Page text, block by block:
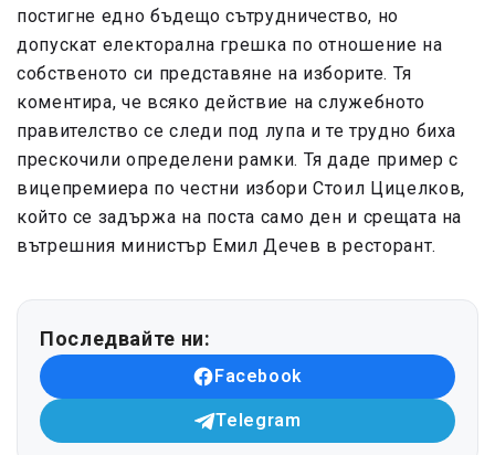
постигне едно бъдещо сътрудничество, но
допускат електорална грешка по отношение на
собственото си представяне на изборите. Тя
коментира, че всяко действие на служебното
правителство се следи под лупа и те трудно биха
прескочили определени рамки. Тя даде пример с
вицепремиера по честни избори Стоил Цицелков,
който се задържа на поста само ден и срещата на
вътрешния министър Емил Дечев в ресторант.
Последвайте ни:
Facebook
Telegram